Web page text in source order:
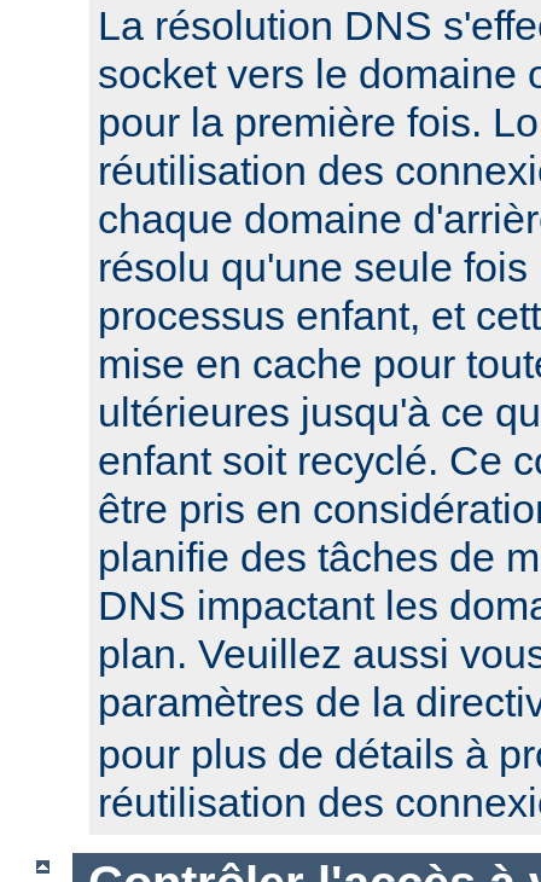
La résolution DNS
socket vers le domaine
pour la première fois.
réutilisation des
chaque domaine
résolu qu'une seule
processus enfant, et
mise en cache pour
ultérieures jusqu'à ce
enfant soit recyclé. Ce
être pris en
planifie des tâches de
DNS impactant les
plan. Veuillez aussi
paramètres de la
pour plus de détails à
réutilisation des